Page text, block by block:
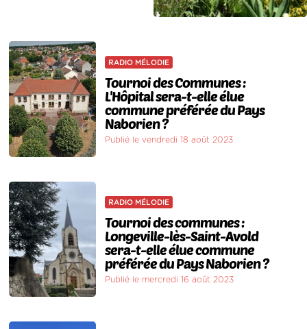
RADIO MÉLODIE
Tournoi des Communes :
L'Hôpital sera-t-elle élue
commune préférée du Pays
Naborien ?
Publié le vendredi 18 août 2023
RADIO MÉLODIE
Tournoi des communes :
Longeville-lès-Saint-Avold
sera-t-elle élue commune
préférée du Pays Naborien ?
Publié le mercredi 16 août 2023